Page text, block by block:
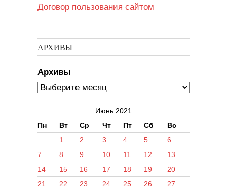
Договор пользования сайтом
АРХИВЫ
Архивы
Июнь 2021
Пн
Вт Ср Чт Пт Сб Вс
1 2 3 4 5
6
7
8 9 10 11 12
13
14
15 16 17 18 19
20
21
22 23 24 25 26
27